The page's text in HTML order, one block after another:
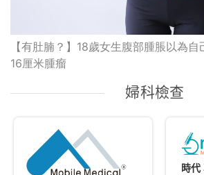
【有肚腩？】18歲女生腹部腫脹以為
16厘米腫瘤